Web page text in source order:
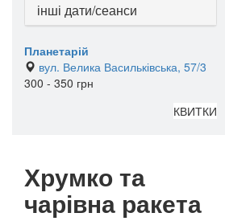
інші дати/сеанси
Планетарій
вул. Велика Васильківська, 57/3
300 - 350 грн
КВИТКИ
Хрумко та
чарівна ракета